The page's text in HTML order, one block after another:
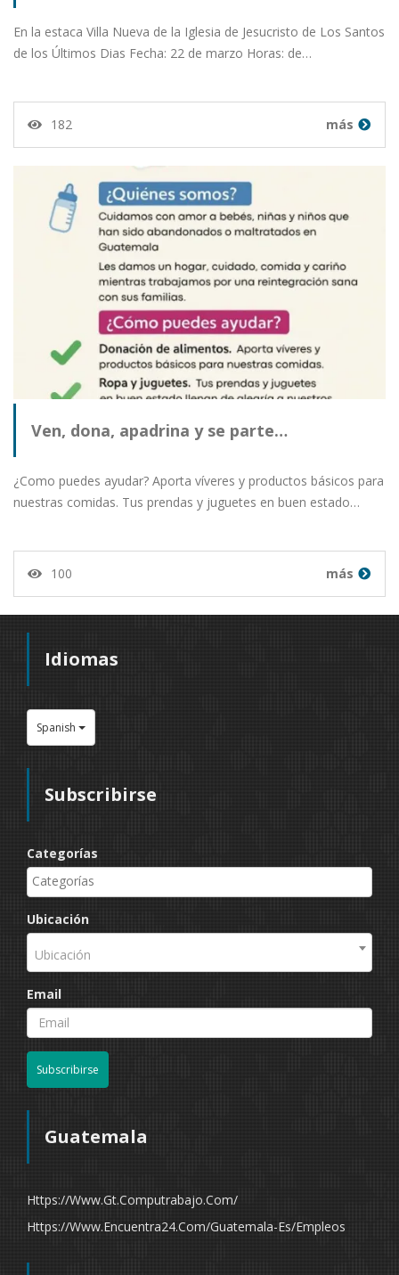
En la estaca Villa Nueva de la Iglesia de Jesucristo de Los Santos
de los Últimos Dias Fecha: 22 de marzo Horas: de…
182 más
Ven, dona, apadrina y se parte…
¿Como puedes ayudar? Aporta víveres y productos básicos para
nuestras comidas. Tus prendas y juguetes en buen estado…
100 más
Idiomas
Spanish
Subscribirse
Categorías
Ubicación
Ubicación
Email
Subscribirse
Guatemala
Https://www.gt.computrabajo.com/
Https://www.encuentra24.com/guatemala-Es/empleos